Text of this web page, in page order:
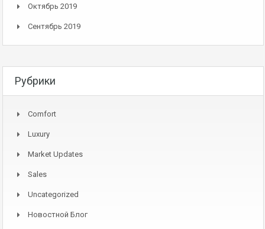
Октябрь 2019
Сентябрь 2019
Рубрики
Comfort
Luxury
Market Updates
Sales
Uncategorized
Новостной Блог